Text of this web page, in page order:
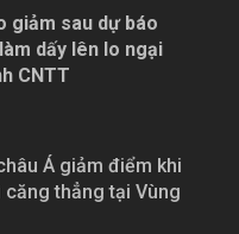
giảm sau dự báo
dấy lên lo ngại
CNTT
Á giảm điểm khi
căng thẳng tại Vùng